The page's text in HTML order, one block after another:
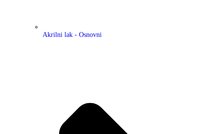
Akrilni lak - Osnovni